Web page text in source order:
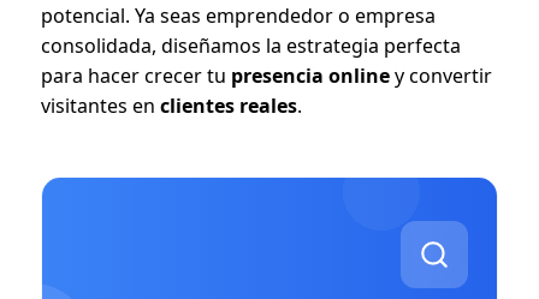
potencial. Ya seas emprendedor o empresa
consolidada, diseñamos la estrategia perfecta
para hacer crecer tu presencia onliney convertir
visitantes en clientes reales.